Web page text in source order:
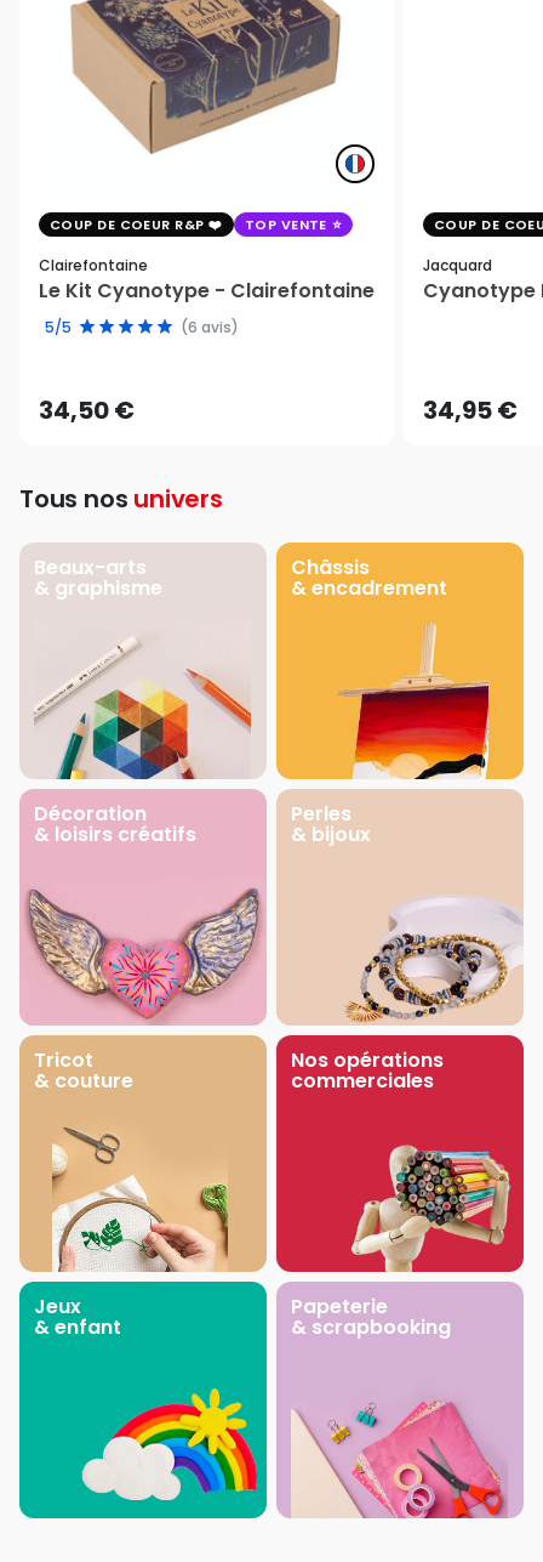
COUP DE COEUR R&P TOP VENTE
Clairefontaine
Le Kit Cyanotype - Clairefontaine
5/5 (6 avis)
34,50 €
COUP DE
Jacquard
Cyanotype
34,95 €
Tous nos univers
Beaux-arts
& graphisme
Châssis
& encadrement
Décoration
& loisirs créatifs
Perles
& bijoux
Tricot
& couture
Nos opérations
commerciales
Jeux
& enfant
Papeterie
& scrapbooking